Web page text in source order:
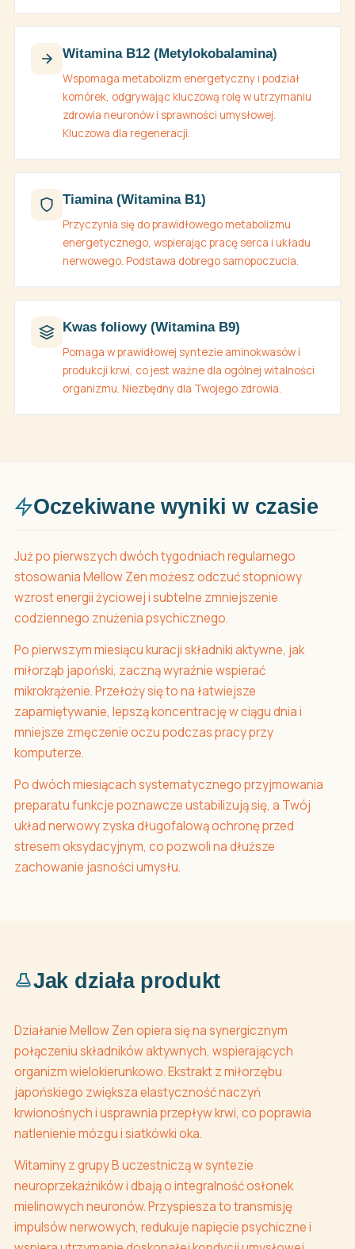
Witamina B12 (Metylokobalamina)
Wspomaga metabolizm energetyczny i podział
komórek, odgrywając kluczową rolę w utrzymaniu
zdrowia neuronów i sprawności umysłowej.
Kluczowa dla regeneracji.
Tiamina (Witamina B1)
Przyczynia się do prawidłowego metabolizmu
energetycznego, wspierając pracę serca i układu
nerwowego. Podstawa dobrego samopoczucia.
Kwas foliowy (Witamina B9)
Pomaga w prawidłowej syntezie aminokwasów i
produkcji krwi, co jest ważne dla ogólnej witalności
organizmu. Niezbędny dla Twojego zdrowia.
Oczekiwane wyniki w czasie
Już po pierwszych dwóch tygodniach regularnego
stosowania Mellow Zen możesz odczuć stopniowy
wzrost energii życiowej i subtelne zmniejszenie
codziennego znużenia psychicznego.
Po pierwszym miesiącu kuracji składniki aktywne, jak
miłorząb japoński, zaczną wyraźnie wspierać
mikrokrążenie. Przełoży się to na łatwiejsze
zapamiętywanie, lepszą koncentrację w ciągu dnia i
mniejsze zmęczenie oczu podczas pracy przy
komputerze.
Po dwóch miesiącach systematycznego przyjmowania
preparatu funkcje poznawcze ustabilizują się, a Twój
układ nerwowy zyska długofalową ochronę przed
stresem oksydacyjnym, co pozwoli na dłuższe
zachowanie jasności umysłu.
Jak działa produkt
Działanie Mellow Zen opiera się na synergicznym
połączeniu składników aktywnych, wspierających
organizm wielokierunkowo. Ekstrakt z miłorzębu
japońskiego zwiększa elastyczność naczyń
krwionośnych i usprawnia przepływ krwi, co poprawia
natlenienie mózgu i siatkówki oka.
Witaminy z grupy B uczestniczą w syntezie
neuroprzekaźników i dbają o integralność osłonek
mielinowych neuronów. Przyspiesza to transmisję
impulsów nerwowych, redukuje napięcie psychiczne i